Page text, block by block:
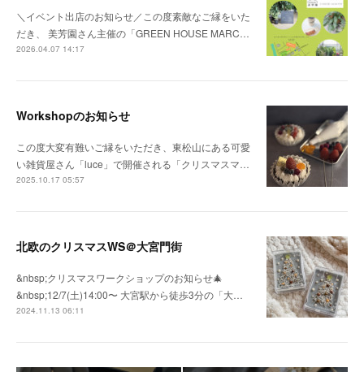
＼イベント出店のお知らせ／この度素敵なご縁をいた
だき、 美芳園さん主催の「GREEN HOUSE MARC…
2026.04.07 14:17
Workshopのお知らせ
この度大変有難いご縁をいただき、東松山にある可愛
い雑貨屋さん「luce」で開催される「クリスマスマ…
2025.10.17 05:57
北欧のクリスマスWS＠大宮門街
&nbsp;クリスマスワークショップのお知らせ🎄
&nbsp;⁡12/7(土)14:00〜 大宮駅から徒歩3分の「大…
2024.11.13 06:11